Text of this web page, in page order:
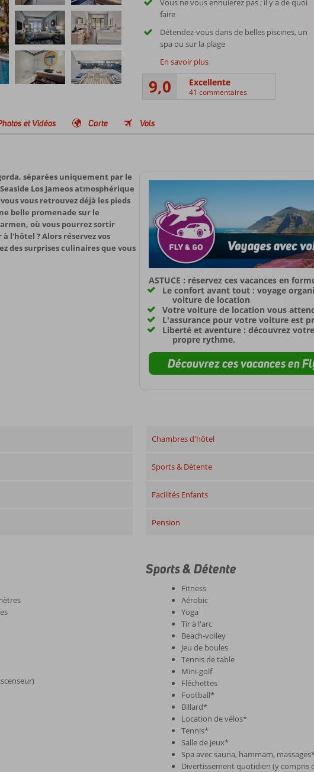
Vous ne vous ennuierez pas ; il y a de quoi
faire
Détendez-vous dans de belles piscines, un
spa ou sur la plage
En savoir plus
9,0 Excellente
41 commentaires
et Vidéos Carte Vols
séparées uniquement par le
Los Jameos atmosphérique
vous retrouvez déjà les pieds
belle promenade sur le
où vous pourrez sortir
l'hôtel ? Alors réservez vos
des surprises culinaires que vous
ASTUCE : réservez ces vacances en
Le confort avant tout : voyage
voiture de location
Votre voiture de location vous
L'assurance pour votre voiture est
Liberté et aventure : découvrez
propre rythme.
Découvrez ces vacances en
Chambres d'hôtel
Sports & Détente
Facilités Enfants
Pension
Sports & Détente
Fitness
Aérobic
Yoga
Tir à l'arc
Beach-volley
Jeu de boules
Tennis de table
Mini-golf
Fléchettes
Football*
Billard*
Location de vélos*
Tennis*
Salle de jeux*
Spa avec sauna, hammam,
Divertissement quotidien (y compris